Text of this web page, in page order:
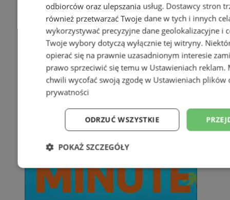
odbiorców oraz ulepszania usług. Dostawcy stron
również przetwarzać Twoje dane w tych i innych
wykorzystywać precyzyjne dane geolokalizacyjne i
Twoje wybory dotyczą wyłącznie tej witryny.
opierać się na prawnie uzasadnionym interesie
prawo sprzeciwić się temu w Ustawieniach reklam.
chwili wycofać swoją zgodę w Ustawieniach plików
prywatności
ODRZUĆ WSZYSTKIE
POKAŻ SZCZEGÓŁY
Niezbędne Wydajność